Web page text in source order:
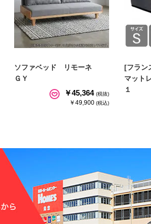
ソファベッド リモーネ
ＧＹ
￥45,364 (税抜)
￥49,900(税込)
[フラン
マット
１